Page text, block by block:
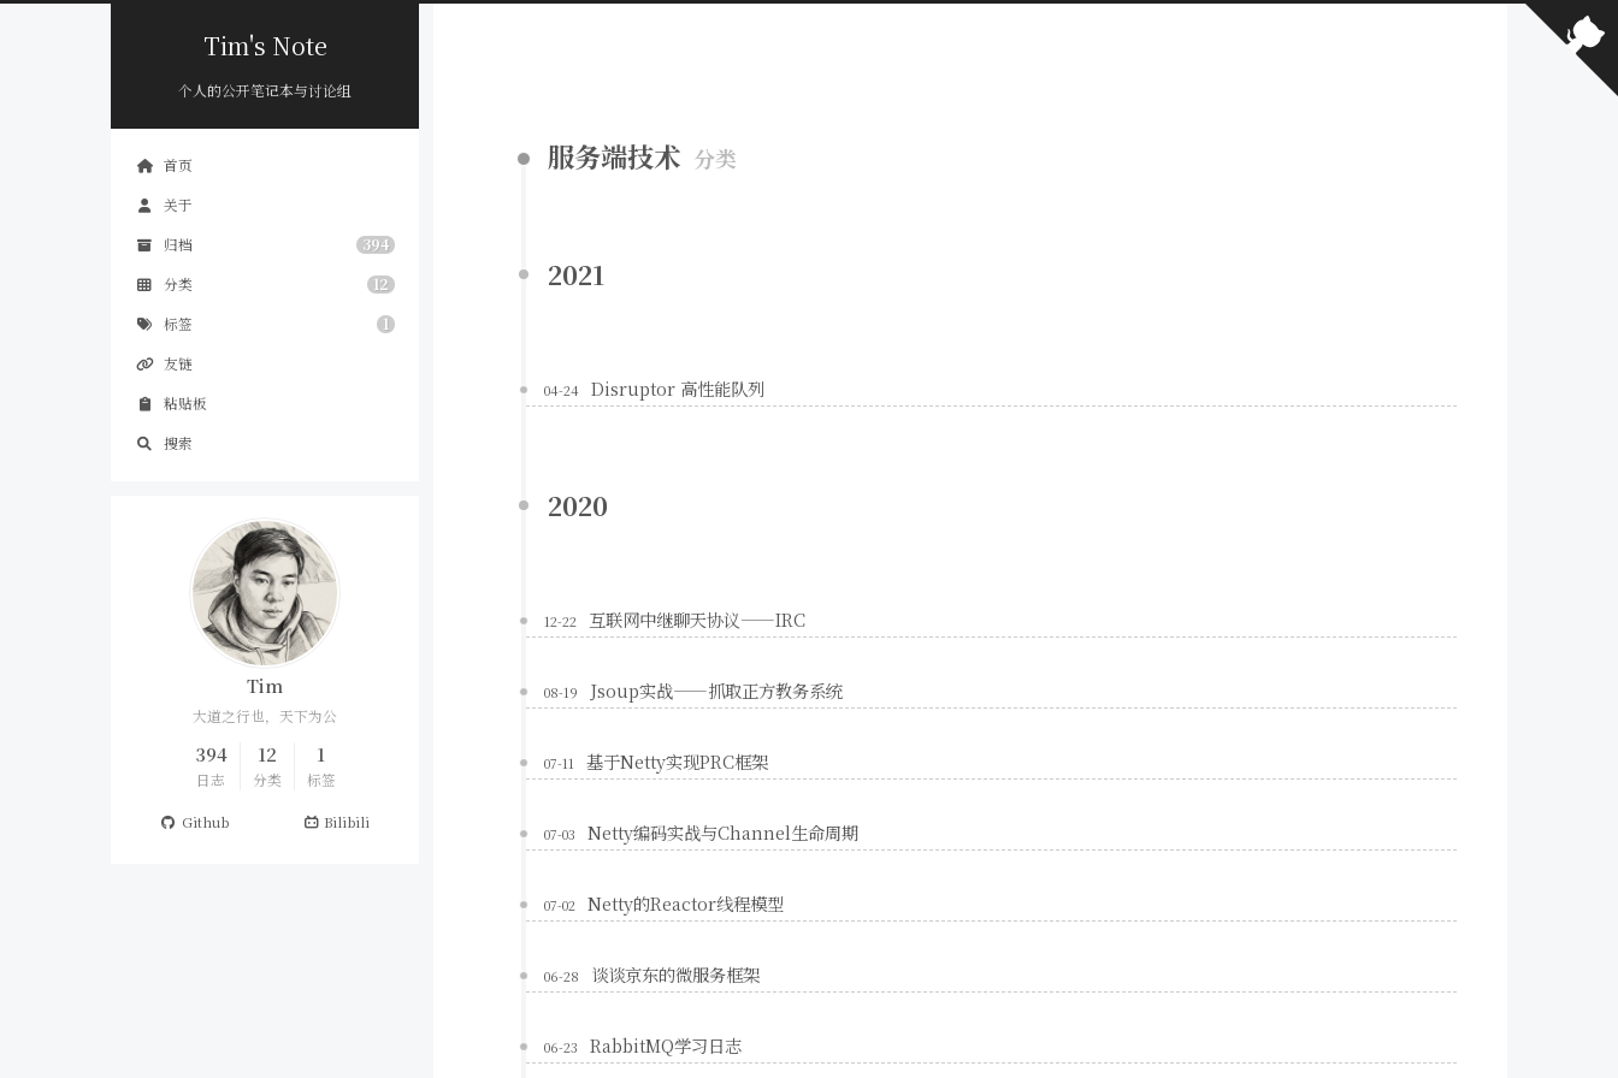
Tim's Note
个人的公开笔记本与讨论组
首页
关于
归档 394
分类 12
标签 1
友链
粘贴板
搜索
Tim
大道之行也，天下为公
394
日志
12
分类
1
标签
Github Bilibili
服务端技术 分类
2021
04-24 Disruptor 高性能队列
2020
12-22 互联网中继聊天协议——IRC
08-19 Jsoup实战——抓取正方教务系统
07-11 基于Netty实现PRC框架
07-03 Netty编码实战与Channel生命周期
07-02 Netty的Reactor线程模型
06-28 谈谈京东的微服务框架
06-23 RabbitMQ学习日志